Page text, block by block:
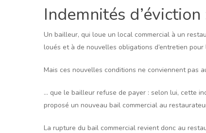
Indemnités
Un bailleur, qui loue un local commercial à un
loués et à de nouvelles obligations d’entretien
Mais ces nouvelles conditions ne conviennent pas
… que le bailleur refuse de payer : selon lui, cette
proposé un nouveau bail commercial au
La rupture du bail commercial revient donc au